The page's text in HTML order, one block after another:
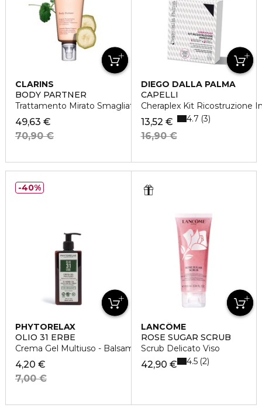
CLARINS
BODY PARTNER
Trattamento Mirato Smagliature
49,63 €
70,90 €
DIEGO DALLA PALMA
CAPELLI
Cheraplex Kit Ricostruzione
13,52 €
16,90 €
4.7 3
PHYTORELAX
OLIO 31 ERBE
Crema Gel Multiuso - Balsamica E Defaticante
4,20 €
7,00 €
40%
LANCÔME
ROSE SUGAR SCRUB
Scrub Delicato Viso
42,90 € 4.5 2